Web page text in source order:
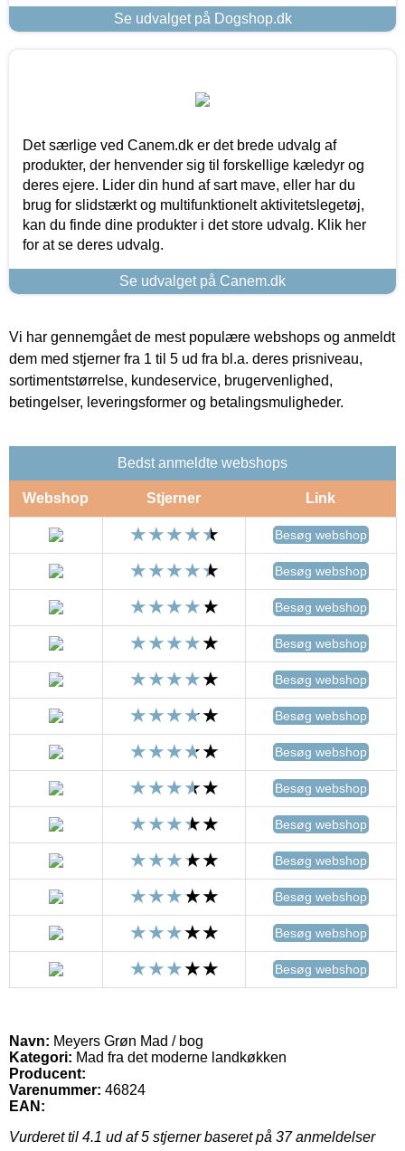
Se udvalget på Dogshop.dk
Det særlige ved Canem.dk er det brede udvalg af
produkter, der henvender sig til forskellige kæledyr og
deres ejere. Lider din hund af sart mave, eller har du
brug for slidstærkt og multifunktionelt aktivitetslegetøj,
kan du finde dine produkter i det store udvalg. Klik her
for at se deres udvalg.
Se udvalget på Canem.dk
Vi har gennemgået de mest populære webshops og anmeldt
dem med stjerner fra 1 til 5 ud fra bl.a. deres prisniveau,
sortimentstørrelse, kundeservice, brugervenlighed,
betingelser, leveringsformer og betalingsmuligheder.
Bedst anmeldte webshops
Webshop Stjerner Link
Besøg webshop
Besøg webshop
Besøg webshop
Besøg webshop
Besøg webshop
Besøg webshop
Besøg webshop
Besøg webshop
Besøg webshop
Besøg webshop
Besøg webshop
Besøg webshop
Besøg webshop
Navn: Meyers Grøn Mad / bog
Kategori: Mad fra det moderne landkøkken
Producent:
Varenummer: 46824
EAN:
Vurderet til 4.1 ud af 5 stjerner baseret på 37anmeldelser